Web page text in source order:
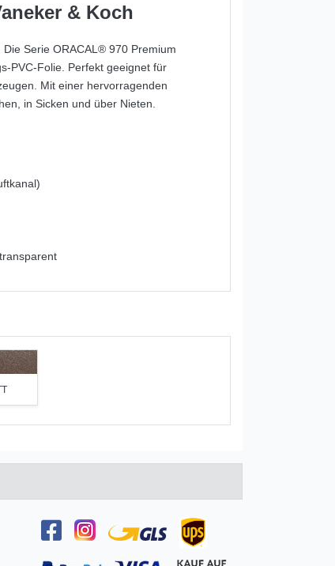
& Koch
Serie ORACAL® 970 Premium
PVC-Folie. Perfekt geeignet für
Mit einer hervorragenden
in Sicken und über Nieten.